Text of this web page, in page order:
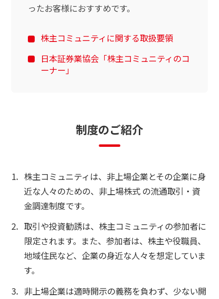
ったお客様におすすめです。
株主コミュニティに関する取扱要領
日本証券業協会「株主コミュニティのコ
ーナー」
制度のご紹介
株主コミュニティは、非上場企業とその企業に身
近な人々のための、非上場株式 の流通取引・資
金調達制度です。
取引や投資勧誘は、株主コミュニティの参加者に
限定されます。また、参加者は、株主や役職員、
地域住民など、企業の身近な人々を想定していま
す。
非上場企業は適時開示の義務を負わず、少ない開